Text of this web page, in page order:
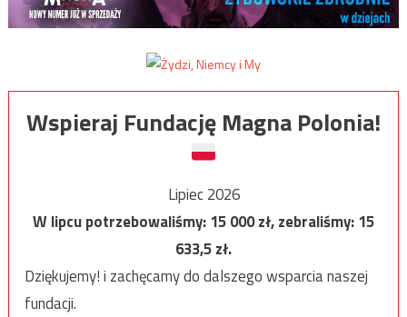
Wspieraj Fundację Magna Polonia!
Lipiec 2026
W lipcu potrzebowaliśmy:15 000zł, zebraliśmy:15
633,5zł.
Dziękujemy! i zachęcamy do dalszego wsparcia naszej
fundacji.